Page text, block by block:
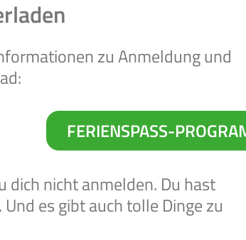
zu Anmeldung und
FERIENSPASS-
dich nicht anmelden. Du hast
es gibt auch tolle Dinge zu